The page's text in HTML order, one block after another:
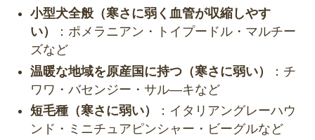
小型犬全般（寒さに弱く血管が収縮しやす
い）
：ポメラニアン・トイプードル・マルチー
ズなど
温暖な地域を原産国に持つ（寒さに弱い）
：チ
ワワ・バセンジー・サル―キなど
短毛種（寒さに弱い）
：イタリアングレーハウ
ンド・ミニチュアピンシャー・ビーグルなど